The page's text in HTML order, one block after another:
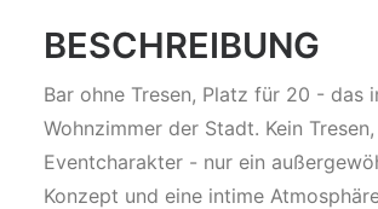
BESCHREIBUNG
Bar ohne Tresen, Platz für 20 - das
Wohnzimmer der Stadt. Kein
Eventcharakter - nur ein
Konzept und eine intime